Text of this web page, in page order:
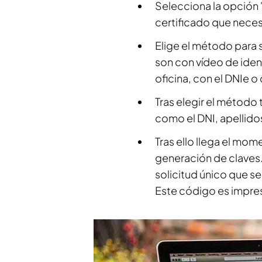
Selecciona la
certificado que
Elige el método para
son con vídeo de
oficina, con el DNIe
Tras elegir el
como el DNI,
Tras ello llega el
generación de
solicitud único que
Este código es